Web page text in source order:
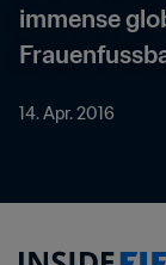
immense
14. Apr. 2016